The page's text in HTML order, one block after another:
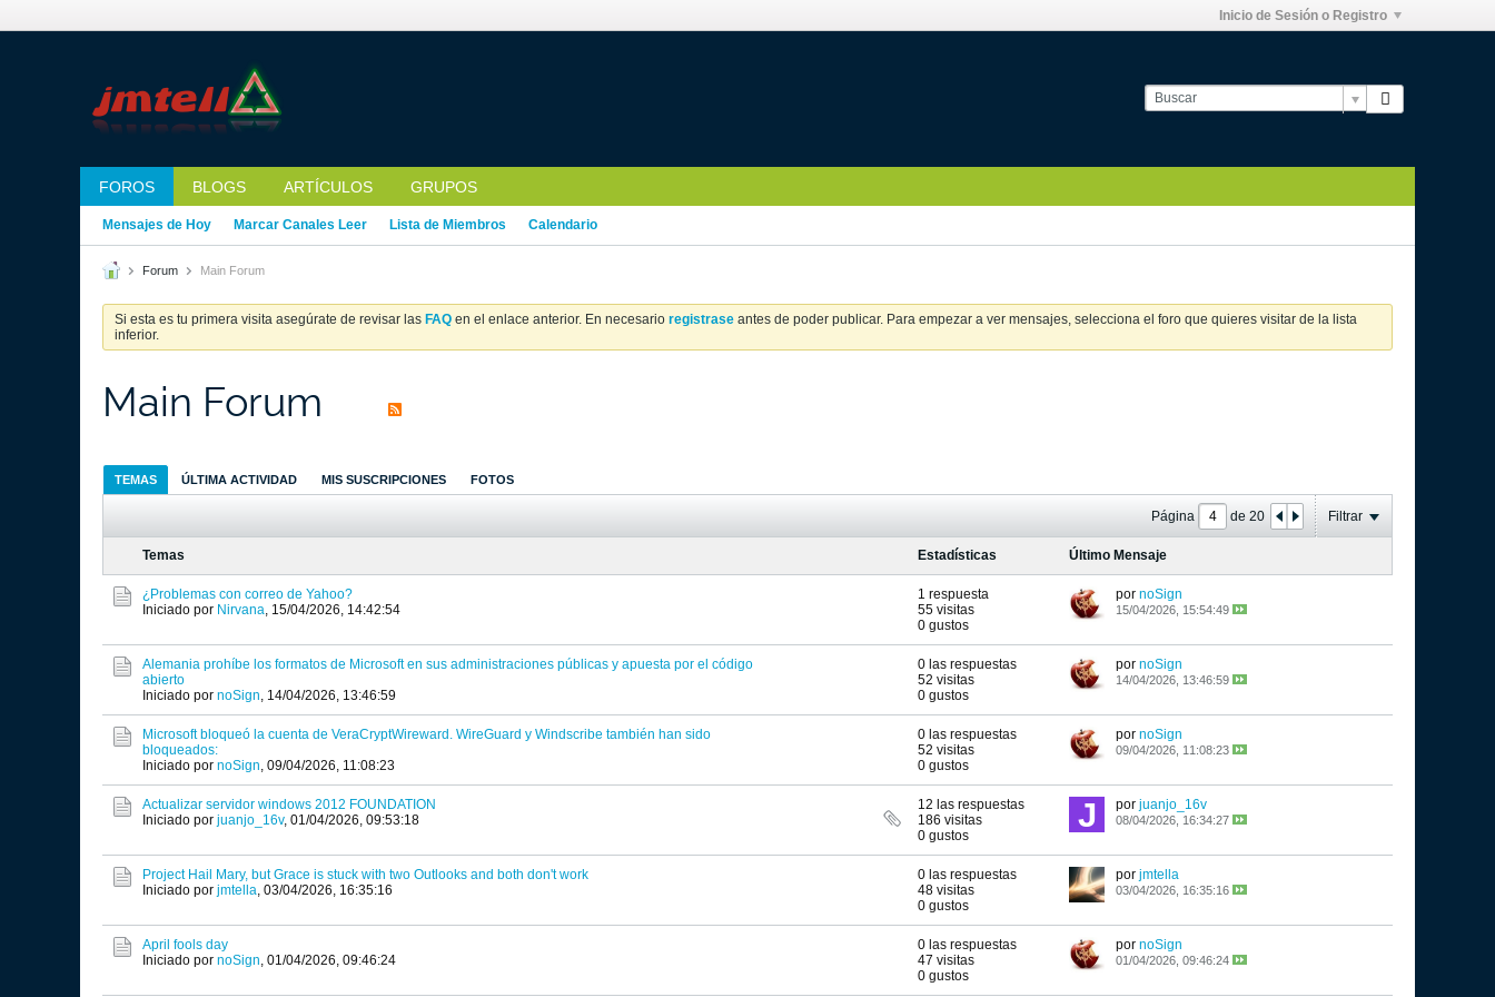
Inicio de Sesión o Registro
FOROS BLOGS ARTÍCULOS GRUPOS
Mensajes de Hoy Marcar Canales Leer Lista de Miembros Calendario
Forum Main Forum
Si esta es tu primera visita asegúrate de revisar las FAQ en el enlace anterior. En necesario registrase antes de poder publicar. Para empezar a ver mensajes, selecciona el foro que quieres visitar de la lista
inferior.
Main Forum
TEMAS ÚLTIMA ACTIVIDAD MIS SUSCRIPCIONES FOTOS
Página de 20 Filtrar
Temas Estadísticas Último Mensaje
¿Problemas con correo de Yahoo?
Iniciado por Nirvana, 15/04/2026, 14:42:54
1 respuesta
55 visitas
0 gustos
por noSign
15/04/2026, 15:54:49
Alemania prohíbe los formatos de Microsoft en sus administraciones públicas y apuesta por el código
abierto
Iniciado por noSign, 14/04/2026, 13:46:59
0 las respuestas
52 visitas
0 gustos
por noSign
14/04/2026, 13:46:59
Microsoft bloqueó la cuenta de VeraCryptWireward. WireGuard y Windscribe también han sido
bloqueados:
Iniciado por noSign, 09/04/2026, 11:08:23
0 las respuestas
52 visitas
0 gustos
por noSign
09/04/2026, 11:08:23
Actualizar servidor windows 2012 FOUNDATION
Iniciado por juanjo_16v, 01/04/2026, 09:53:18
12 las respuestas
186 visitas
0 gustos
por juanjo_16v
08/04/2026, 16:34:27
Project Hail Mary, but Grace is stuck with two Outlooks and both don't work
Iniciado por jmtella, 03/04/2026, 16:35:16
0 las respuestas
48 visitas
0 gustos
por jmtella
03/04/2026, 16:35:16
April fools day
Iniciado por noSign, 01/04/2026, 09:46:24
0 las respuestas
47 visitas
0 gustos
por noSign
01/04/2026, 09:46:24